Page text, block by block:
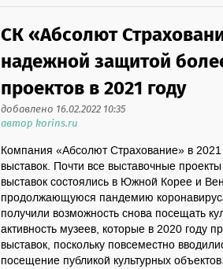
СК «Абсолют
надежной защитой
проектов в 2021 году
добавлено 16.02.2022 10:35
автор korins.ru
Компания «Абсолют Страхование» в 2021
выставок. Почти все выставочные
выставок состоялись в Южной Корее и
продолжающуюся пандемию
получили возможность снова посещать
активность музеев, которые в 2020 году
выставок, поскольку повсеместно
посещение публикой культурных